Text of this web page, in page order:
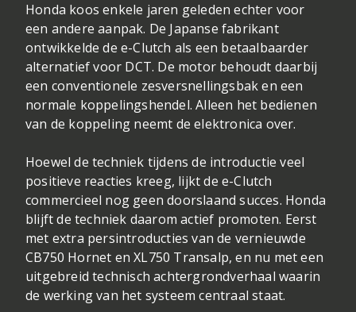
Honda koos enkele jaren geleden echter voor
een andere aanpak. De Japanse fabrikant
ontwikkelde de e-Clutch als een betaalbaarder
alternatief voor DCT. De motor behoudt daarbij
een conventionele zesversnellingsbak en een
normale koppelingshendel. Alleen het bedienen
van de koppeling neemt de elektronica over.
Hoewel de techniek tijdens de introductie veel
positieve reacties kreeg, lijkt de e-Clutch
commercieel nog geen doorslaand succes. Honda
blijft de techniek daarom actief promoten. Eerst
met extra persintroducties van de vernieuwde
CB750 Hornet en XL750 Transalp, en nu met een
uitgebreid technisch achtergrondverhaal waarin
de werking van het systeem centraal staat.